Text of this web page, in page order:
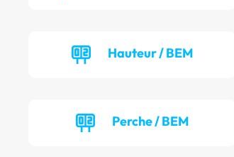
Hauteur / BEM
Perche / BEM